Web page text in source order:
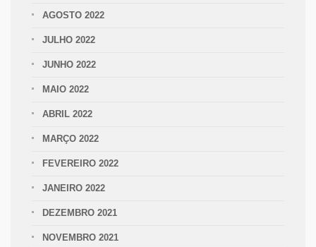
AGOSTO 2022
JULHO 2022
JUNHO 2022
MAIO 2022
ABRIL 2022
MARÇO 2022
FEVEREIRO 2022
JANEIRO 2022
DEZEMBRO 2021
NOVEMBRO 2021